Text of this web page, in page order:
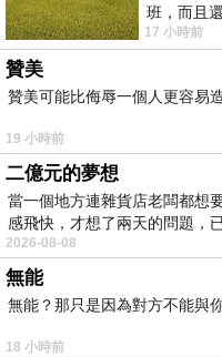
距離很近，如果線
擾，工程師在規劃
邊走線時，通常會嚴
並避免過度彎折或不
線設計不僅能降低干
性。
除了電氣特性，機
QSFP14 SPRING
來只是輔助結構，但
要，它能協助模組
班，而且
花不少錢
17 小時前
贊美
贊美可能比侮辱一個人更容易
19 小時前
二億元的夢想
當一個地方連雜貨店老闆都想
感飛快，才想了兩天的問題，
2026-08-08
無能
無能？那只是因為對方不能與你
18 小時前